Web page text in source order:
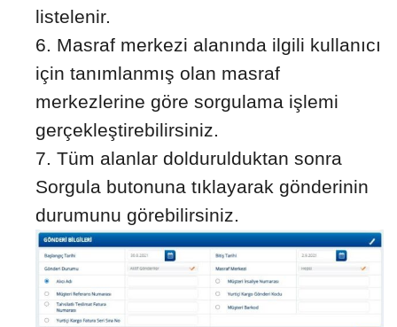
listelenir.
Masraf merkezi alanında ilgili kullanıcı
için tanımlanmış olan masraf
merkezlerine göre sorgulama işlemi
gerçekleştirebilirsiniz.
Tüm alanlar doldurulduktan sonra
Sorgula butonuna tıklayarak gönderinin
durumunu görebilirsiniz.